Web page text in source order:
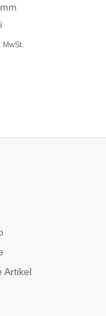
MwSt.
MwSt.
Artikel